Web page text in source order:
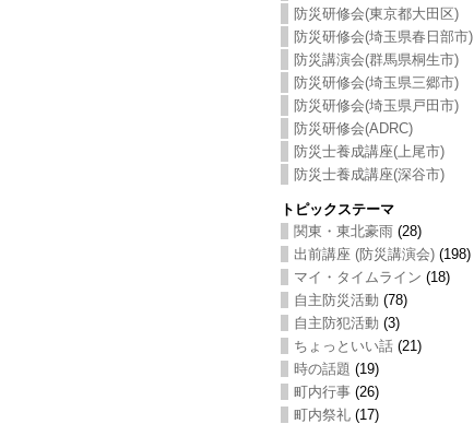
防災研修会(東京都大田区)
防災研修会(埼玉県春日部市)
防災講演会(群馬県桐生市)
防災研修会(埼玉県三郷市)
防災研修会(埼玉県戸田市)
防災研修会(ADRC)
防災士養成講座(上尾市)
防災士養成講座(深谷市)
トピックステーマ
関東・東北豪雨 (28)
出前講座 (防災講演会) (198)
マイ・タイムライン (18)
自主防災活動 (78)
自主防犯活動 (3)
ちょっといい話 (21)
時の話題 (19)
町内行事 (26)
町内祭礼 (17)